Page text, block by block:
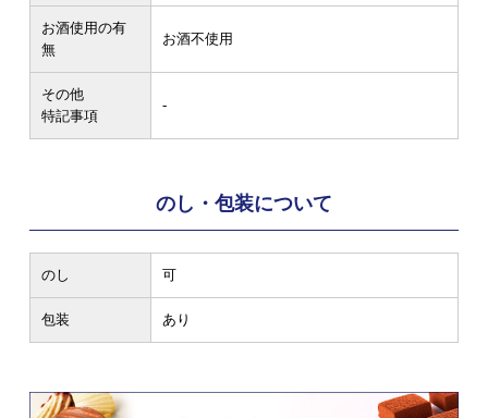
お酒使用の有
無
お酒不使用
その他
特記事項
-
のし・包装について
のし 可
包装 あり